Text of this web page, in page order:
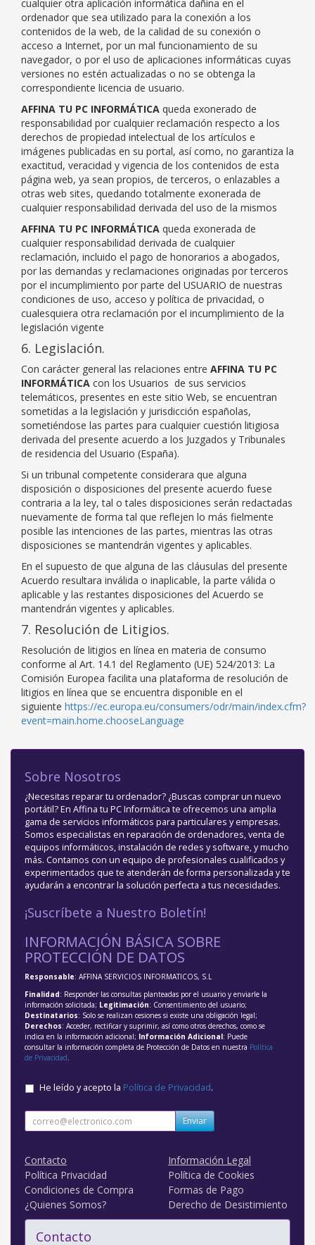
cualquier otra aplicación informática dañina en el
ordenador que sea utilizado para la conexión a los
contenidos de la web, de la calidad de su conexión o
acceso a Internet, por un mal funcionamiento de su
navegador, o por el uso de aplicaciones informáticas cuyas
versiones no estén actualizadas o no se obtenga la
correspondiente licencia de usuario.
AFFINA TU PC INFORMÁTICA queda exonerado de
responsabilidad por cualquier reclamación respecto a los
derechos de propiedad intelectual de los artículos e
imágenes publicadas en su portal, así como, no garantiza la
exactitud, veracidad y vigencia de los contenidos de esta
página web, ya sean propios, de terceros, o enlazables a
otras web sites, quedando totalmente exonerada de
cualquier responsabilidad derivada del uso de la mismos
AFFINA TU PC INFORMÁTICA queda exonerada de
cualquier responsabilidad derivada de cualquier
reclamación, incluido el pago de honorarios a abogados,
por las demandas y reclamaciones originadas por terceros
por el incumplimiento por parte del USUARIO de nuestras
condiciones de uso, acceso y política de privacidad, o
cualesquiera otra reclamación por el incumplimiento de la
legislación vigente
6. Legislación.
Con carácter general las relaciones entre AFFINA TU PC
INFORMÁTICA con los Usuarios de sus servicios
telemáticos, presentes en este sitio Web, se encuentran
sometidas a la legislación y jurisdicción españolas,
sometiéndose las partes para cualquier cuestión litigiosa
derivada del presente acuerdo a los Juzgados y Tribunales
de residencia del Usuario (España).
Si un tribunal competente considerara que alguna
disposición o disposiciones del presente acuerdo fuese
contraria a la ley, tal o tales disposiciones serán redactadas
nuevamente de forma tal que reflejen lo más fielmente
posible las intenciones de las partes, mientras las otras
disposiciones se mantendrán vigentes y aplicables.
En el supuesto de que alguna de las cláusulas del presente
Acuerdo resultara inválida o inaplicable, la parte válida o
aplicable y las restantes disposiciones del Acuerdo se
mantendrán vigentes y aplicables.
7. Resolución de Litigios.
Resolución de litigios en línea en materia de consumo
conforme al Art. 14.1 del Reglamento (UE) 524/2013: La
Comisión Europea facilita una plataforma de resolución de
litigios en línea que se encuentra disponible en el
siguiente https://ec.europa.eu/consumers/odr/main/index.cfm?
event=main.home.chooseLanguage
Sobre Nosotros
¿Necesitas reparar tu ordenador? ¿Buscas comprar un nuevo
portátil? En Affina tu PC Informática te ofrecemos una amplia
gama de servicios informáticos para particulares y empresas.
Somos especialistas en reparación de ordenadores, venta de
equipos informáticos, instalación de redes y software, y mucho
más. Contamos con un equipo de profesionales cualificados y
experimentados que te atenderán de forma personalizada y te
ayudarán a encontrar la solución perfecta a tus necesidades.
¡Suscríbete a Nuestro Boletín!
INFORMACIÓN BÁSICA SOBRE
PROTECCIÓN DE DATOS
Responsable: AFFINA SERVICIOS INFORMATICOS, S.L
Finalidad: Responder las consultas planteadas por el usuario y enviarle la
información solicitada; Legitimación: Consentimiento del usuario;
Destinatarios: Solo se realizan cesiones si existe una obligación legal;
Derechos: Acceder, rectificar y suprimir, así como otros derechos, como se
indica en la información adicional; Información Adicional: Puede
consultar la información completa de Protección de Datos en nuestra Política
de Privacidad.
He leído y acepto la Política de Privacidad.
Enviar
Contacto
Información Legal
Política Privacidad
Política de Cookies
Condiciones de Compra
Formas de Pago
¿Quienes Somos?
Derecho de Desistimiento
Contacto